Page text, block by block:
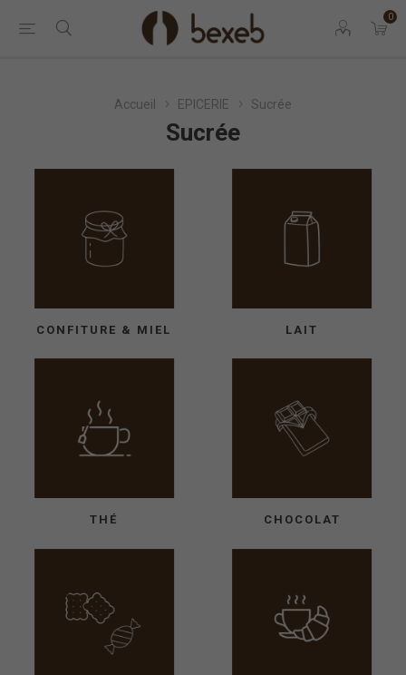
0
Accueil EPICERIE Sucrée
Sucrée
CONFITURE & MIEL LAIT
THÉ CHOCOLAT